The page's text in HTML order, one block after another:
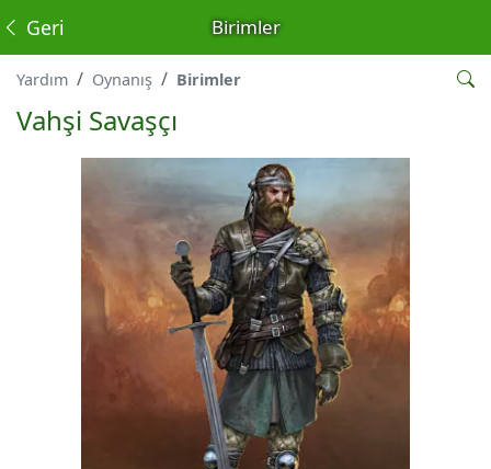
Birimler
Geri
Yardım Oynanış Birimler
Vahşi Savaşçı